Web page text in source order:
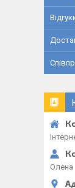
Олена